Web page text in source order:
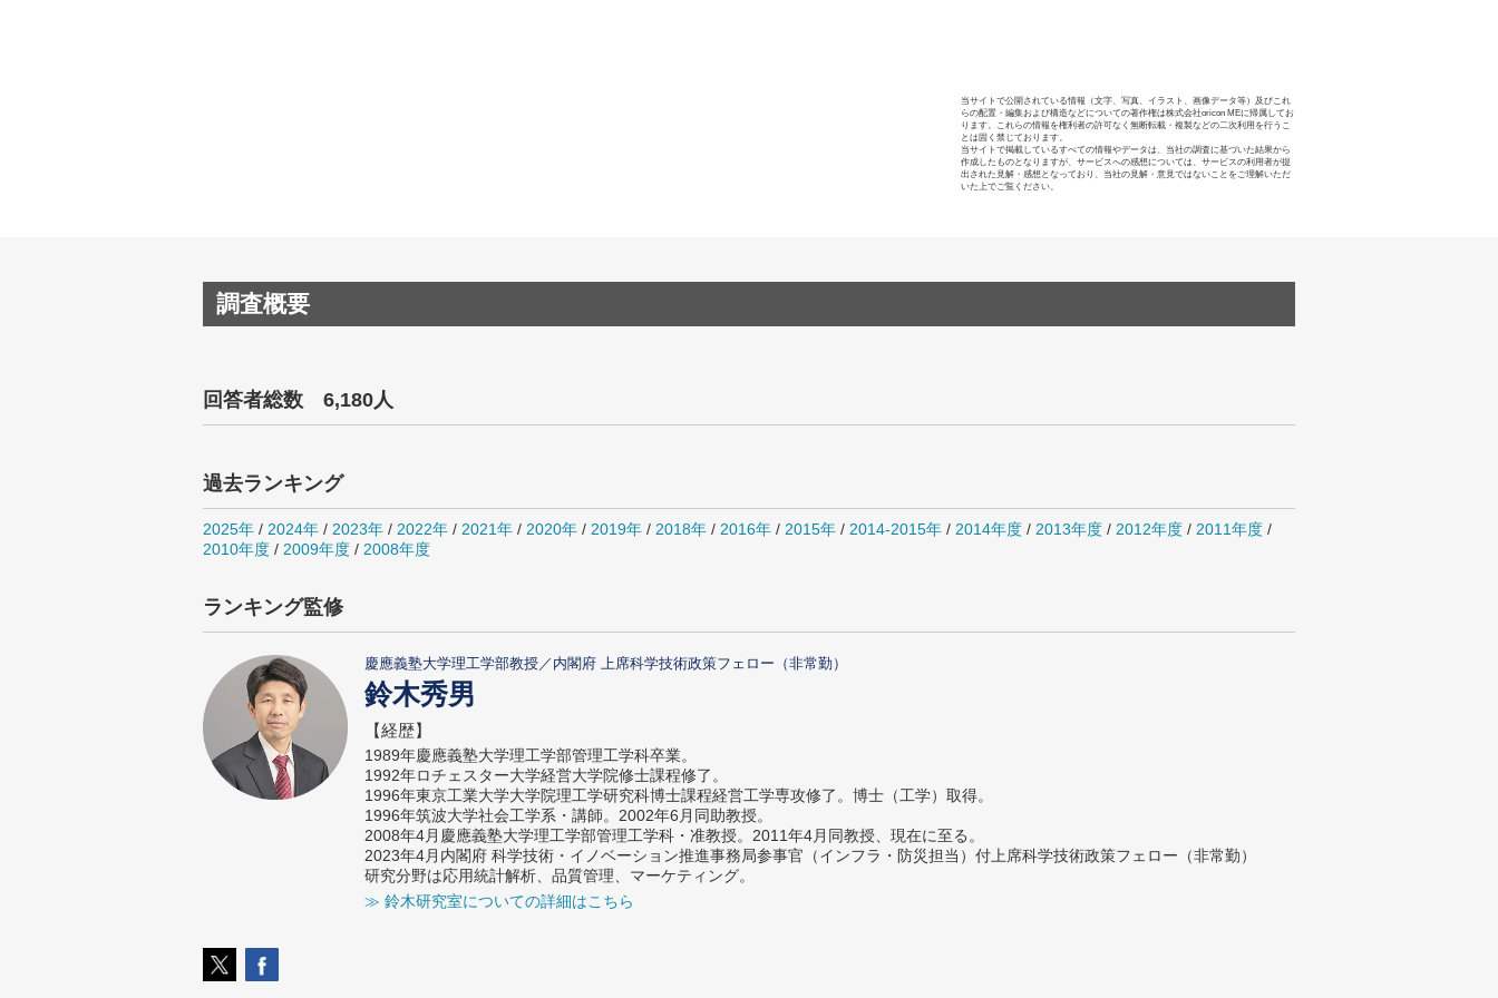
当サイトで公開されている情報（文字、写真、イラスト、画像データ等）及びこれ
らの配置・編集および構造などについての著作権は株式会社oricon MEに帰属してお
ります。これらの情報を権利者の許可なく無断転載・複製などの二次利用を行うこ
とは固く禁じております。
当サイトで掲載しているすべての情報やデータは、当社の調査に基づいた結果から
作成したものとなりますが、サービスへの感想については、サービスの利用者が提
出された見解・感想となっており、当社の見解・意見ではないことをご理解いただ
いた上でご覧ください。
調査概要
回答者総数 6,180人
過去ランキング
2025年 / 2024年 / 2023年 / 2022年 / 2021年 / 2020年 / 2019年 / 2018年 / 2016年 / 2015年 / 2014-2015年 / 2014年度 / 2013年度 / 2012年度 / 2011年度 /
2010年度 / 2009年度 / 2008年度
ランキング監修
慶應義塾大学理工学部教授／内閣府 上席科学技術政策フェロー（非常勤）
鈴木秀男
【経歴】
1989年慶應義塾大学理工学部管理工学科卒業。
1992年ロチェスター大学経営大学院修士課程修了。
1996年東京工業大学大学院理工学研究科博士課程経営工学専攻修了。博士（工学）取得。
1996年筑波大学社会工学系・講師。2002年6月同助教授。
2008年4月慶應義塾大学理工学部管理工学科・准教授。2011年4月同教授、現在に至る。
2023年4月内閣府 科学技術・イノベーション推進事務局参事官（インフラ・防災担当）付上席科学技術政策フェロー（非常勤）
研究分野は応用統計解析、品質管理、マーケティング。
≫ 鈴木研究室についての詳細はこちら